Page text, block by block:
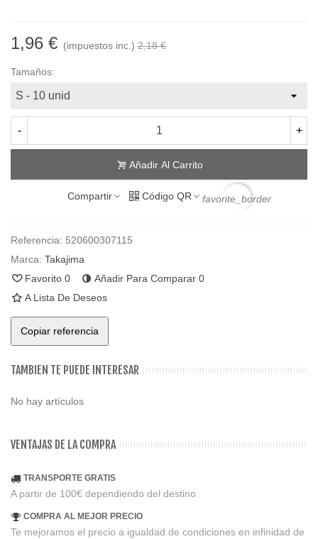
1,96 € (impuestos inc.) 2,18 €
Tamaños:
- +
Añadir Al Carrito
Compartir Código QR favorite_border
Referencia: 520600307115
Marca: Takajima
Favorito 0 Añadir Para Comparar 0
A Lista De Deseos
Copiar referencia
TAMBIEN TE PUEDE INTERESAR
No hay artículos
VENTAJAS DE LA COMPRA
TRANSPORTE GRATIS
A partir de 100€ dependiendo del destino.
COMPRA AL MEJOR PRECIO
Te mejoramos el precio a igualdad de condiciones en infinidad de